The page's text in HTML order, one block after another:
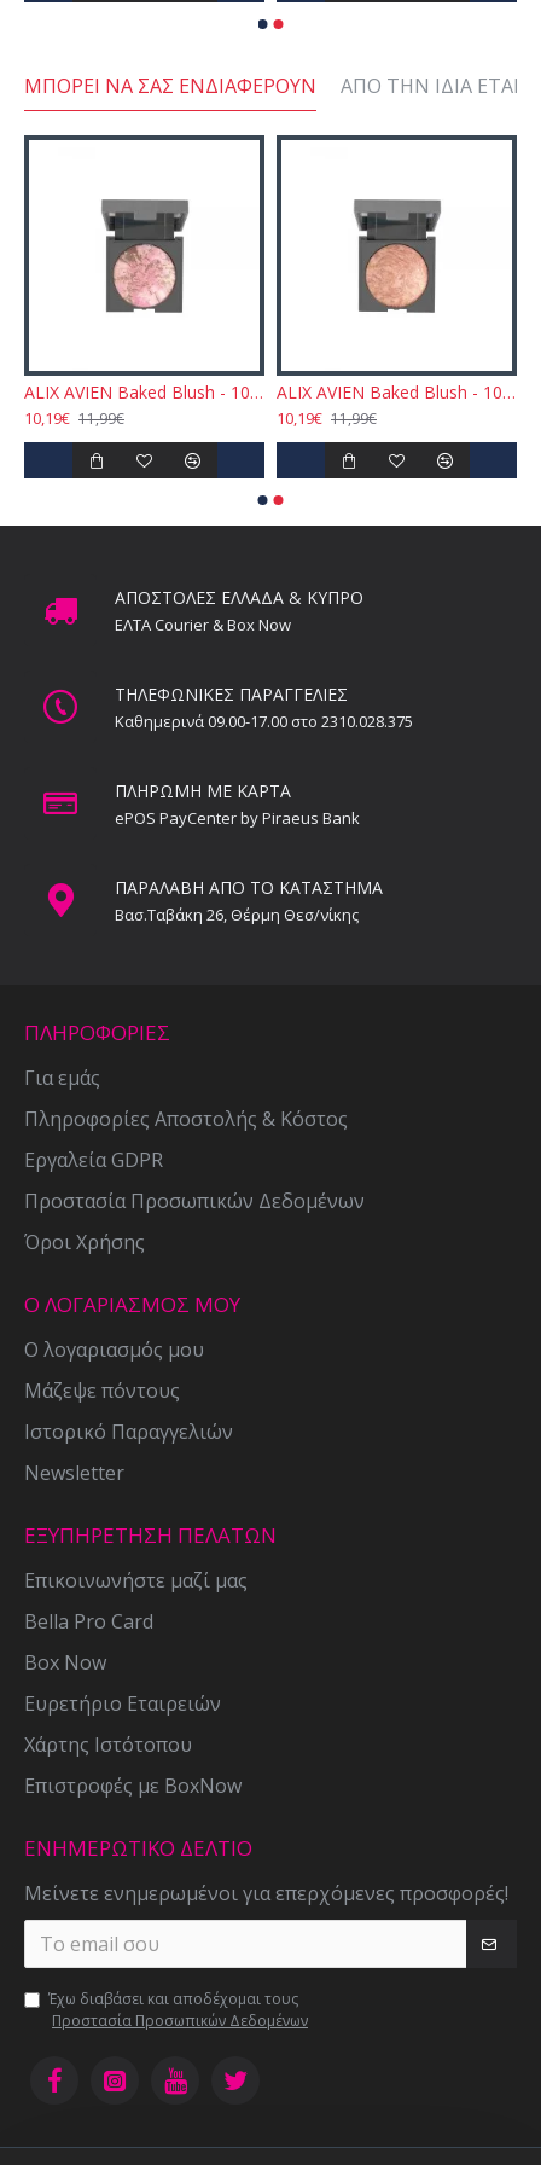
ΜΠΟΡΕΊ ΝΑ ΣΑΣ ΕΝΔΙΑΦΈΡΟΥΝ ΑΠΌ ΤΗΝ ΊΔΙΑ
ALIX AVIEN Baked Blush - 102 Dirty Rose 11gr
10,19€ 11,99€
ALIX AVIEN Baked Blush - 103 Sparkling Cinnamon 11gr
10,19€ 11,99€
ΑΠΟΣΤΟΛΕΣ ΕΛΛΑΔΑ & ΚΥΠΡΟ
ΕΛΤΑ Courier & Box Now
ΤΗΛΕΦΩΝΙΚΕΣ ΠΑΡΑΓΓΕΛΙΕΣ
Καθημερινά 09.00-17.00 στο 2310.028.375
ΠΛΗΡΩΜΗ ΜΕ ΚΑΡΤΑ
ePOS PayCenter by Piraeus Bank
ΠΑΡΑΛΑΒΗ ΑΠΟ ΤΟ ΚΑΤΑΣΤΗΜΑ
Βασ.Ταβάκη 26, Θέρμη Θεσ/νίκης
ΠΛΗΡΟΦΟΡΙΕΣ
Για εμάς
Πληροφορίες Αποστολής & Κόστος
Εργαλεία GDPR
Προστασία Προσωπικών Δεδομένων
Όροι Χρήσης
Ο ΛΟΓΑΡΙΑΣΜΟΣ ΜΟΥ
Ο λογαριασμός μου
Μάζεψε πόντους
Ιστορικό Παραγγελιών
Newsletter
ΕΞΥΠΗΡΕΤΗΣΗ ΠΕΛΑΤΩΝ
Επικοινωνήστε μαζί μας
Bella Pro Card
Box Now
Ευρετήριο Εταιρειών
Χάρτης Ιστότοπου
Επιστροφές με BoxNow
ΕΝΗΜΕΡΩΤΙΚΌ ΔΕΛΤΊΟ
Μείνετε ενημερωμένοι για επερχόμενες προσφορές!
Έχω διαβάσει και αποδέχομαι τους
Προστασία Προσωπικών Δεδομένων